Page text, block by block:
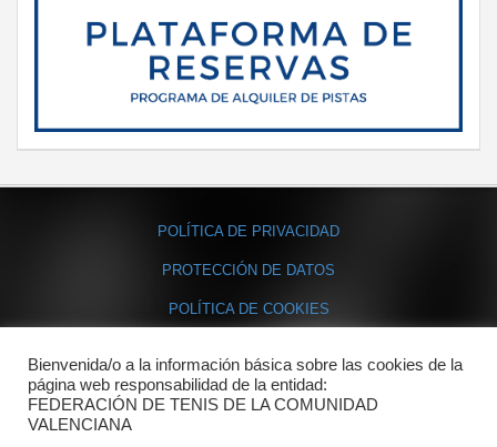
POLÍTICA DE PRIVACIDAD
PROTECCIÓN DE DATOS
POLÍTICA DE COOKIES
Contacto
Dónde estamos
Bienvenida/o a la información básica sobre las cookies de la
página web responsabilidad de la entidad:
FEDERACIÓN DE TENIS DE LA COMUNIDAD
VALENCIANA